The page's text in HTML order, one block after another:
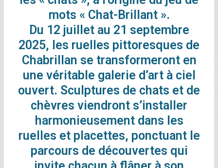
mots « Chat-Brillant ».
Du 12 juillet au 21 septembre
2025, les ruelles pittoresques de
Chabrillan se transformeront en
une véritable galerie d’art à ciel
ouvert. Sculptures de chats et de
chèvres viendront s’installer
harmonieusement dans les
ruelles et placettes, ponctuant le
parcours de découvertes qui